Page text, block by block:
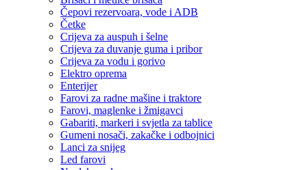
Čepovi rezervoara, vode i ADB
Četke
Crijeva za auspuh i šelne
Crijeva za duvanje guma i pribor
Crijeva za vodu i gorivo
Elektro oprema
Enterijer
Farovi za radne mašine i traktore
Farovi, maglenke i žmigavci
Gabariti, markeri i svjetla za tablice
Gumeni nosači, zakačke i odbojnici
Lanci za snijeg
Led farovi